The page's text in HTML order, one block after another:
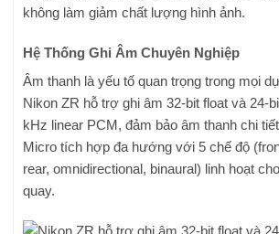
không làm giảm chất lượng hình ảnh.
Hệ Thống Ghi Âm Chuyên Nghiệp
Âm thanh là yếu tố quan trọng trong mọi
Nikon ZR hỗ trợ ghi âm 32-bit float và 24-
kHz linear PCM, đảm bảo âm thanh chi
Micro tích hợp đa hướng với 5 chế độ
rear, omnidirectional, binaural) linh hoạt
quay.